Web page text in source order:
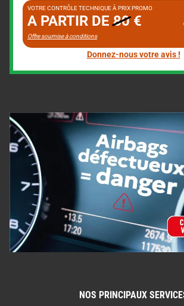
VOTRE CONTRÔLE TECHNIQUE À PRIX PROMO
A PARTIR DE80€
Offre soumise à conditions
Donnez-nous votre avis !
NOS PRINCIPAUX